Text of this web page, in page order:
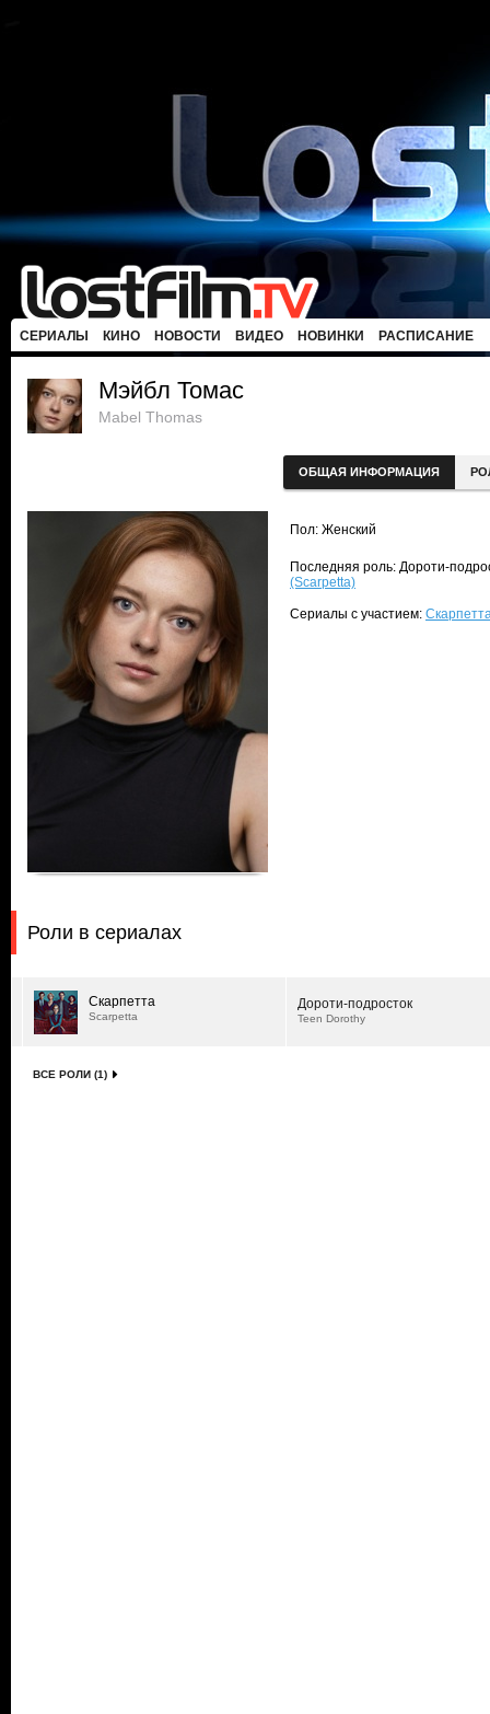
СЕРИАЛЫ КИНО НОВОСТИ ВИДЕО НОВИНКИ РАСПИСАНИЕ
Мэйбл Томас
Mabel Thomas
ОБЩАЯ ИНФОРМАЦИЯ
Пол: Женский
Последняя роль: Дороти-
(Scarpetta)
Сериалы с участием:
Роли в сериалах
Скарпетта
Scarpetta
Дороти-подросток
Teen Dorothy
ВСЕ РОЛИ (1)